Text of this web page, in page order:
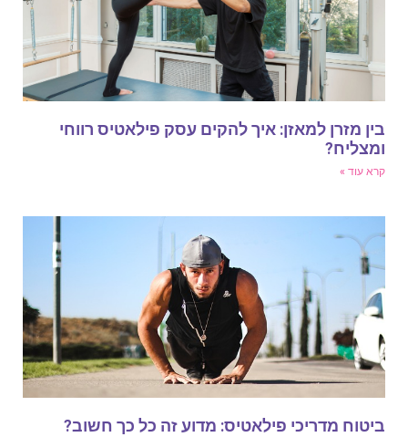
מזרן למאזן: איך להקים עסק פילאטיס רווחי
עוד »
מדריכי פילאטיס: מדוע זה כל כך חשוב?